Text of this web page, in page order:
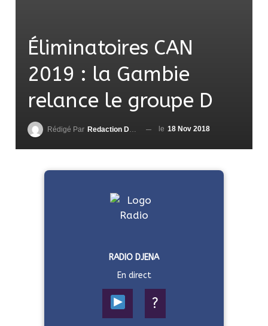
Éliminatoires CAN
2019 : la Gambie
relance le groupe D
Rédigé Par Redaction DjenaSport le 18 Nov 2018
RADIO DJENA
En direct
?